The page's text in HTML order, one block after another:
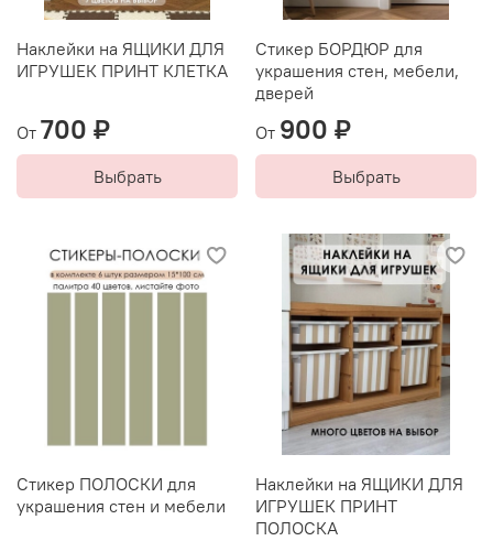
Наклейки на ЯЩИКИ ДЛЯ
ИГРУШЕК ПРИНТ КЛЕТКА
От 700 ₽
Выбрать
Стикер БОРДЮР для
украшения стен, мебели,
дверей
От 900 ₽
Выбрать
Стикер ПОЛОСКИ для
украшения стен и мебели
Наклейки на ЯЩИКИ ДЛЯ
ИГРУШЕК ПРИНТ
ПОЛОСКА